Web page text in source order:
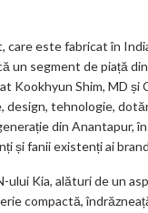
care este fabricat în
un segment de piață
Kookhyun Shim, MD
tehnologie,
din Anantapur,
și fanii existenți ai
Kia, alături de un
compactă,